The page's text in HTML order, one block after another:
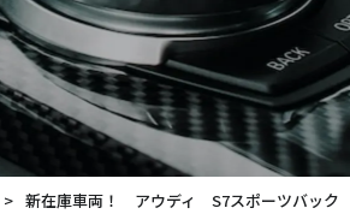
> 新在庫車両！ アウディ S7スポーツバック